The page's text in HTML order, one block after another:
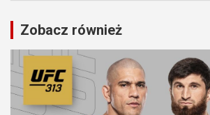
Zobacz również